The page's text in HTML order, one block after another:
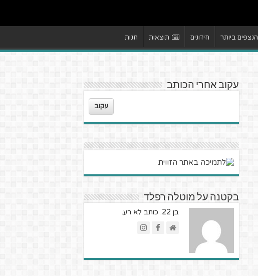
הנצפים ביותר חידונים תוצאות חנות
עקוב אחרי הכותב
עקוב
בקטנה על מוטלה רפלד
בן 22. כותב לא רע.